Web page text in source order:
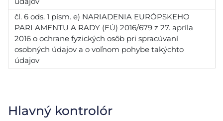
čl. 6 ods. 1 písm. e) NARIADENIA EURÓPSKEHO
PARLAMENTU A RADY (EÚ) 2016/679 z 27. apríla
2016 o ochrane fyzických osôb pri spracúvaní
osobných údajov a o voľnom pohybe takýchto
údajov
Hlavný kontrolór